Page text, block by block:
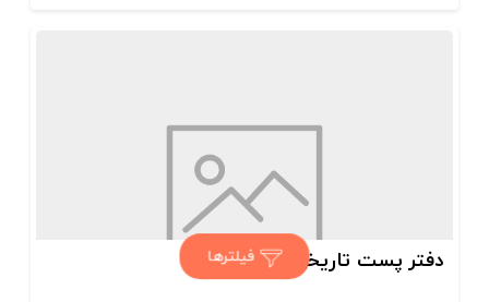
فیلترها
دفتر پست تاریخی بیرجند